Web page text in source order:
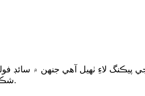
لاءِ ٺهيل آهي جنهن ۾ سائڊ
شڪل سنگل فلم گرم سيلنگ قسم جي مقابلي ۾ وڌيڪ باقاعده آهي.